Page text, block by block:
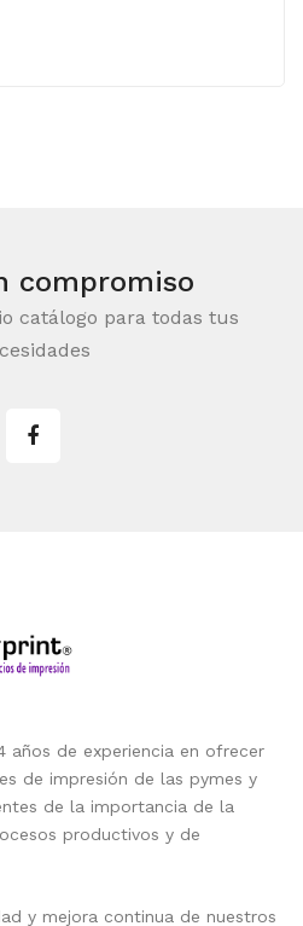
compromiso
catálogo para todas tus
años de experiencia en ofrecer
de impresión de las pymes y
de la importancia de la
productivos y de
y mejora continua de nuestros